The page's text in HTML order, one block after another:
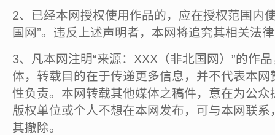
2、已经本网授权使用作品的，应在授权范围内
国网”。违反上述声明者，本网将追究其相关法
3、凡本网注明“来源：XXX（非北国网）”的作
体，转载目的在于传递更多信息，并不代表本
性负责。本网转载其他媒体之稿件，意在为公
版权单位或个人不想在本网发布，可与本网联
其撤除。